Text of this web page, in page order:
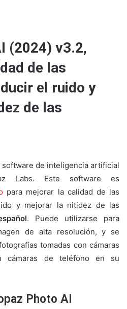
(2024) v3.2,
de las
el ruido y
de las
software de inteligencia artificial
Labs. Este software es
para mejorar la calidad de las
y mejorar la nitidez de las
. Puede utilizarse para
de alta resolución, y se
tomadas con cámaras
cámaras de teléfono en su
Photo AI